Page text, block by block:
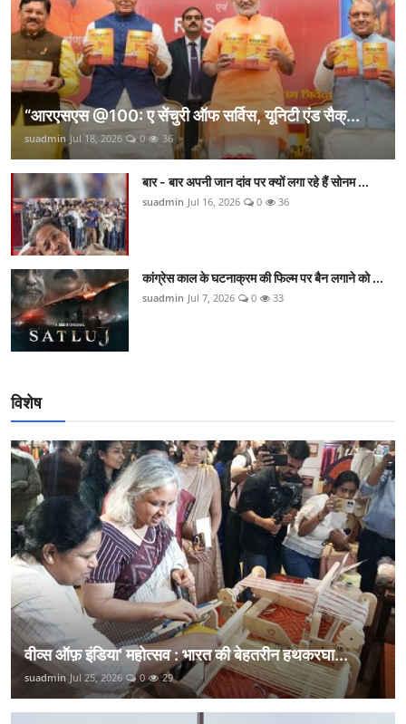
“आरएसएस @100: ए सेंचुरी ऑफ सर्विस, यूनिटी एंड सैक्...
suadmin Jul 18, 2026 0 36
बार - बार अपनी जान दांव पर क्यों लगा रहे हैं सोनम ...
suadmin Jul 16, 2026 0 36
कांग्रेस काल के घटनाक्रम की फिल्म पर बैन लगाने को ...
suadmin Jul 7, 2026 0 33
विशेष
वीव्स ऑफ़ इंडिया' महोत्सव : भारत की बेहतरीन हथकरघा...
suadmin Jul 25, 2026 0 29